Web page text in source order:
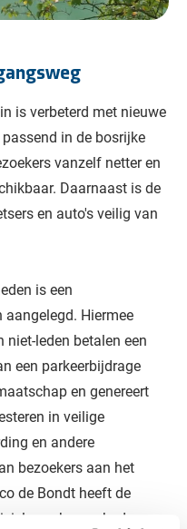
is verbeterd met nieuwe
in de bosrijke
vanzelf netter en
Daarnaast is de
en auto's veilig van
is een
Hiermee
niet-leden betalen een
een parkeerbijdrage
en genereert
in veilige
en andere
bezoekers aan het
de Bondt heeft de
werkzaamheden en